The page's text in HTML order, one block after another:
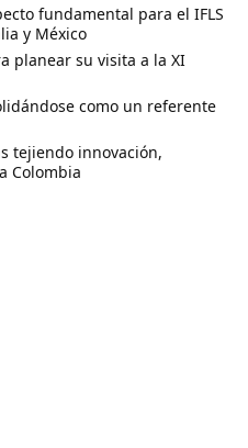
fundamental para el IFLS
y México
planear su visita a la XI
como un referente
tejiendo innovación,
Colombia